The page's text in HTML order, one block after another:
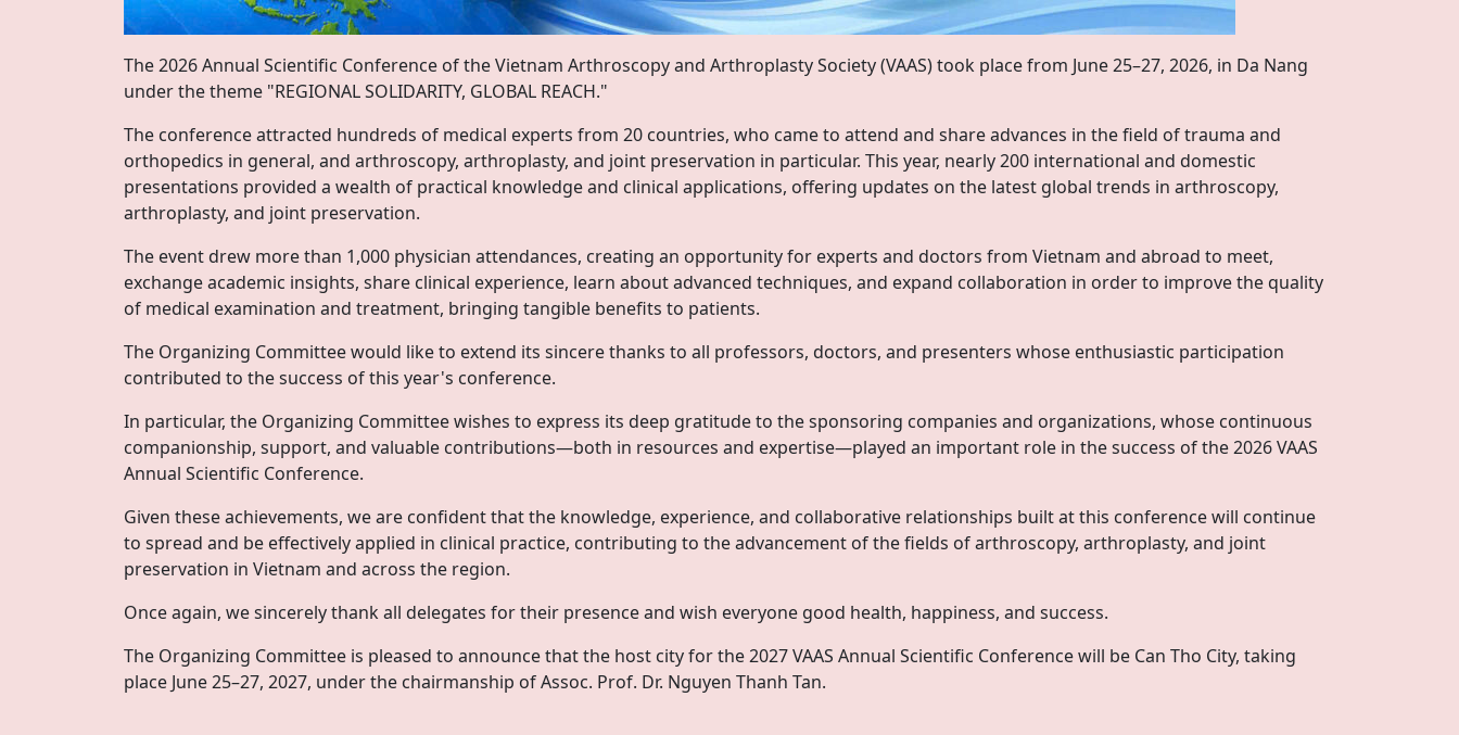
The 2026 Annual Scientific Conference of the Vietnam Arthroscopy and Arthroplasty Society (VAAS) took place from June 25–27, 2026, in Da Nang
under the theme "REGIONAL SOLIDARITY, GLOBAL REACH."
The conference attracted hundreds of medical experts from 20 countries, who came to attend and share advances in the field of trauma and
orthopedics in general, and arthroscopy, arthroplasty, and joint preservation in particular. This year, nearly 200 international and domestic
presentations provided a wealth of practical knowledge and clinical applications, offering updates on the latest global trends in arthroscopy,
arthroplasty, and joint preservation.
The event drew more than 1,000 physician attendances, creating an opportunity for experts and doctors from Vietnam and abroad to meet,
exchange academic insights, share clinical experience, learn about advanced techniques, and expand collaboration in order to improve the quality
of medical examination and treatment, bringing tangible benefits to patients.
The Organizing Committee would like to extend its sincere thanks to all professors, doctors, and presenters whose enthusiastic participation
contributed to the success of this year's conference.
In particular, the Organizing Committee wishes to express its deep gratitude to the sponsoring companies and organizations, whose continuous
companionship, support, and valuable contributions—both in resources and expertise—played an important role in the success of the 2026 VAAS
Annual Scientific Conference.
Given these achievements, we are confident that the knowledge, experience, and collaborative relationships built at this conference will continue
to spread and be effectively applied in clinical practice, contributing to the advancement of the fields of arthroscopy, arthroplasty, and joint
preservation in Vietnam and across the region.
Once again, we sincerely thank all delegates for their presence and wish everyone good health, happiness, and success.
The Organizing Committee is pleased to announce that the host city for the 2027 VAAS Annual Scientific Conference will be Can Tho City, taking
place June 25–27, 2027, under the chairmanship of Assoc. Prof. Dr. Nguyen Thanh Tan.